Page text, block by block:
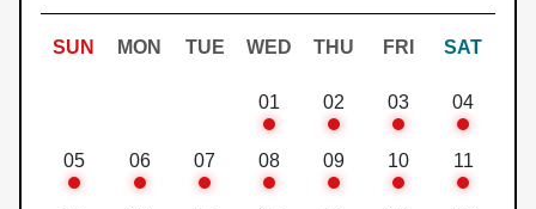
SUN MON TUE WED THU FRI SAT
01 02 03 04
05 06 07 08 09 10 11